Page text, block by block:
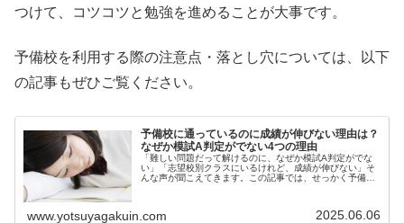
つけて、コツコツと勉強を進めることが大事です。
予備校を利用する際の注意点・落とし穴については、以下
の記事もぜひご覧ください。
予備校に通っているのに成績が伸びない理由は？
なぜか模試A判定がでない4つの理由
「難しい問題だって解けるのに、なぜか模試A判定がでな
い」「志望校別クラスにいるけれど、成績が伸びない」そ
んな声が聞こえてきます。この記事では、せっかく予備校
www.yotsuyagakuin.com 2025.06.06